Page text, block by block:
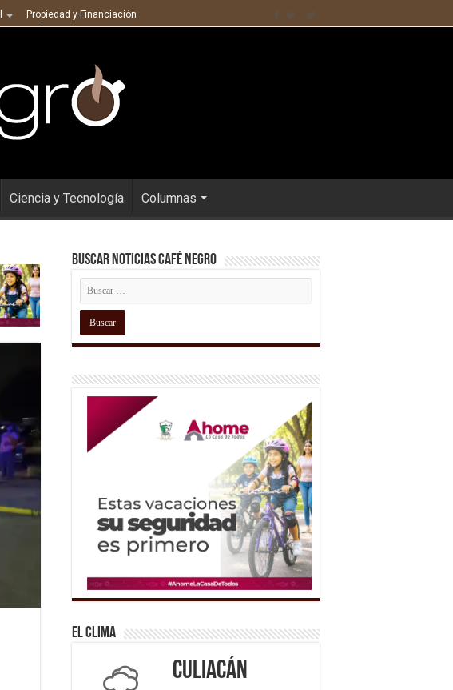
Propiedad y Financiación
Ciencia y Tecnología Columnas
Buscar Noticias Café Negro
El Clima
Culiacán